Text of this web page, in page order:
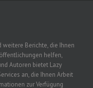
Berichte, die Ihnen
helfen,
Autoren bietet Lazy
an, die Ihnen Arbeit
zur Verfügung